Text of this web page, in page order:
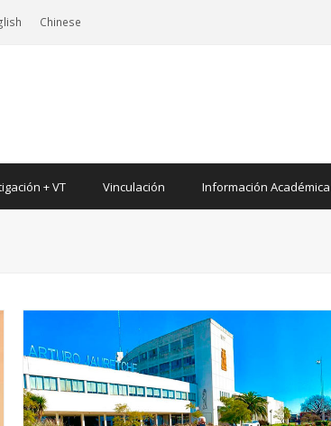
Chinese
+ VT Vinculación Información Académica